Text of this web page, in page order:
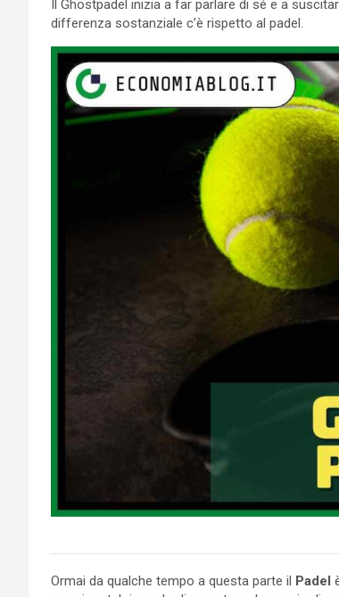
Il Ghostpadel inizia a far parlare di sé e a
differenza sostanziale c’è rispetto al padel.
Ormai da qualche tempo a questa parte il Padel